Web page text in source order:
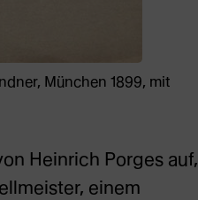
München 1899, mit
Heinrich Porges auf,
einem